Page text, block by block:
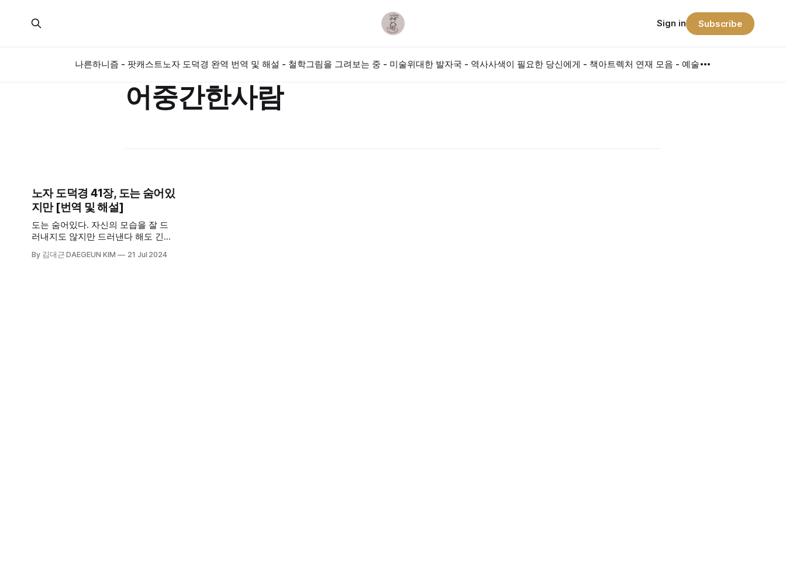
나른하니즘 - 팟캐스트노자 도덕경 완역 번역 및 해설 - 철학그림을 그려보는 중 - 미술위대한 발자국 - 역사사색이 필요한 당신에게 - 책아트렉처 연재 모음 - 예술
Sign in Subscribe
어중간한사람
노자 도덕경 41장, 도는 숨어있
지만 [번역 및 해설]
도는 숨어있다. 자신의 모습을 잘 드
러내지도 않지만 드러낸다 해도 긴가
나아가는 것은 물러나는 것처럼 보이
By 김대근 DAEGEUN KIM 21 Jul 2024